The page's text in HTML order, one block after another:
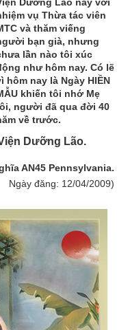
vụ Thừa tác viên
và thăm viếng
bạn già, nhưng
lần nào tôi xúc
như hôm nay. Có lẽ
hôm nay là Ngày HIỀN
khiến tôi nhớ Mẹ
người đã qua đời 40
về trước.
Dưỡng Lão.
AN45 Pennsylvania.
Ngày đăng: 12/04/2009)